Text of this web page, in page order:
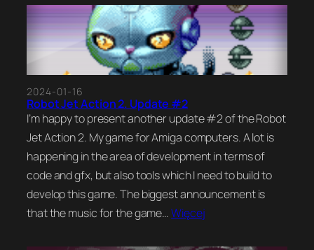
2024-01-16
Robot Jet Action 2. Update #2
I’m happy to present another update #2 of the Robot
Jet Action 2. My game for Amiga computers. A lot is
happening in the area of development in terms of
code and gfx, but also tools which I need to build to
develop this game. The biggest announcement is
that the music for the game…Więcej